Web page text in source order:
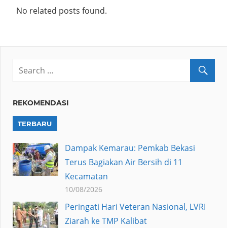
No related posts found.
REKOMENDASI
TERBARU
Dampak Kemarau: Pemkab Bekasi
Terus Bagiakan Air Bersih di 11
Kecamatan
10/08/2026
Peringati Hari Veteran Nasional, LVRI
Ziarah ke TMP Kalibat